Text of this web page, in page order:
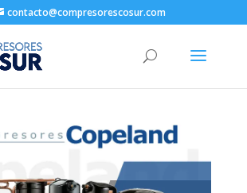
contacto@compresorescosur.com